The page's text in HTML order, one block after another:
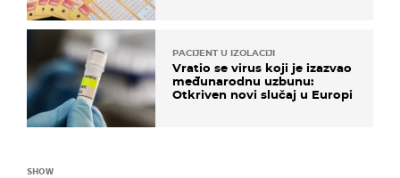
PACIJENT U IZOLACIJI
Vratio se virus koji je izazvao
međunarodnu uzbunu:
Otkriven novi slučaj u Europi
SHOW